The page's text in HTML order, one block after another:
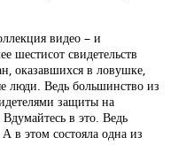
видео – и
шестисот свидетельств
оказавшихся в ловушке,
люди. Ведь большинство из
защиты на
в это. Ведь
в этом состояла одна из